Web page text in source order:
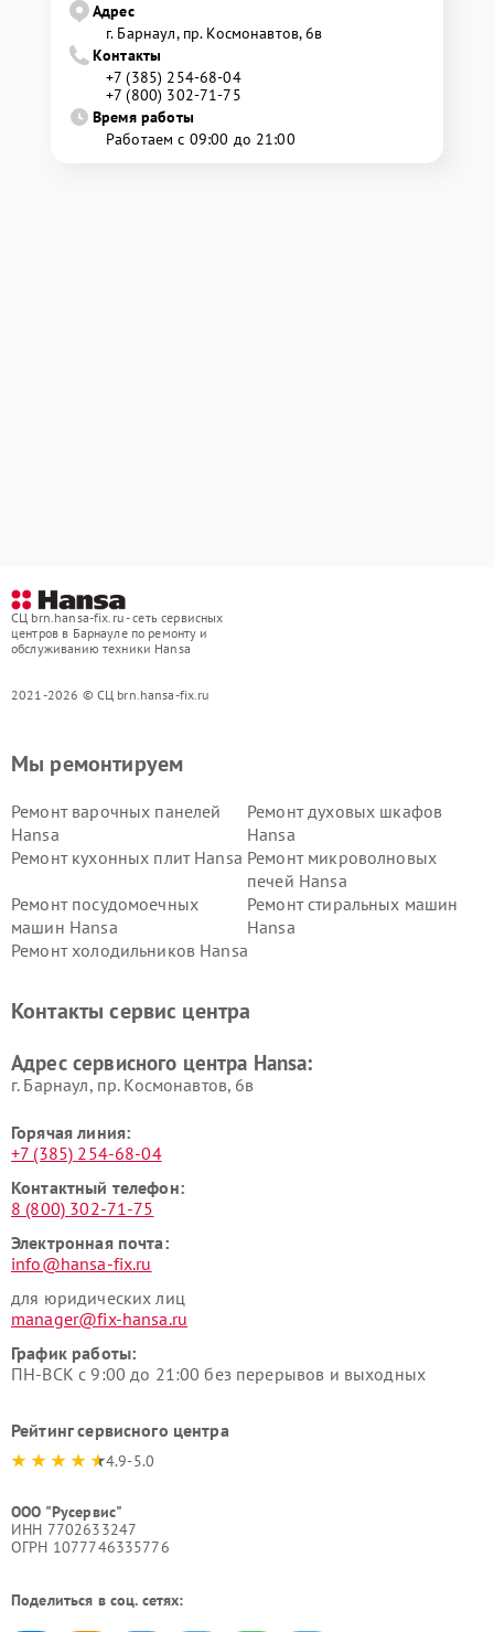
Адрес
г. Барнаул, ​пр. Космонавтов, 6в
Контакты
+7 (385) 254-68-04
+7 (800) 302-71-75
Время работы
Работаем с 09:00 до 21:00
СЦ brn.hansa-fix.ru - сеть сервисных
центров в Барнауле по ремонту и
обслуживанию техники Hansa
2021-2026 © СЦ brn.hansa-fix.ru
Мы ремонтируем
Ремонт варочных панелей
Hansa
Ремонт духовых шкафов
Hansa
Ремонт кухонных плит Hansa Ремонт микроволновых
печей Hansa
Ремонт посудомоечных
машин Hansa
Ремонт стиральных машин
Hansa
Ремонт холодильников Hansa
Контакты сервис центра
Адрес сервисного центра Hansa:
г. Барнаул, ​пр. Космонавтов, 6в
Горячая линия:
+7 (385) 254-68-04
Контактный телефон:
8 (800) 302-71-75
Электронная почта:
info@hansa-fix.ru
для юридических лиц
manager@fix-hansa.ru
График работы:
ПН-ВСК с 9:00 до 21:00 без перерывов и выходных
Рейтинг сервисного центра
4.9-5.0
ООО "Русервис"
ИНН 7702633247
ОГРН 1077746335776
Поделиться в соц. сетях: